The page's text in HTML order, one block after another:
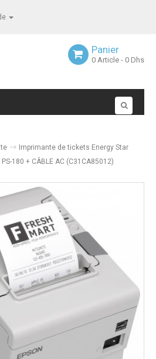
Panier
0 Article - 0 Dhs
Imprimante de tickets Energy Star
PS-180 + CÂBLE AC (C31CA85012)